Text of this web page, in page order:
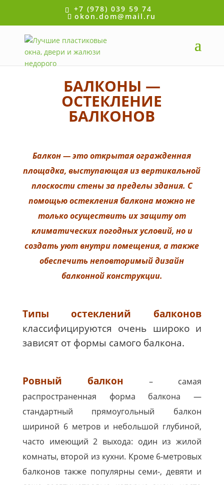
+7 (978) 039 59 74
okon.dom@mail.ru
БАЛКОНЫ —
ОСТЕКЛЕНИЕ
БАЛКОНОВ
Балкон — это открытая огражденная
площадка, выступающая из вертикальной
плоскости стены за пределы здания. С
помощью остекления балкона можно не
только осуществить их защиту от
климатических погодных условий, но и
создать уют внутри помещения, а также
обеспечить неповторимый дизайн
балконной конструкции.
Типы остеклений балконов
классифицируются очень широко и
зависят от формы самого балкона.
Ровный балкон
– самая
распространенная форма балкона —
стандартный прямоугольный балкон
шириной 6 метров и небольшой глубиной,
часто имеющий 2 выхода: один из жилой
комнаты, второй из кухни. Кроме 6-метровых
балконов также популярны семи-, девяти и